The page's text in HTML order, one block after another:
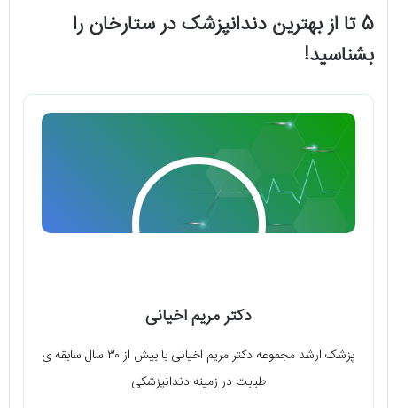
5 تا از بهترین دندانپزشک در ستارخان را
بشناسید!
دکتر مریم اخیانی
پزشک ارشد مجموعه دکتر مریم اخیانی با بیش از ۳۰ سال سابقه ی
طبابت در زمینه دندانپزشکی